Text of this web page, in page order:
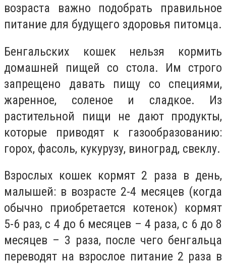
возраста важно подобрать правильное
питание для будущего здоровья питомца.
Бенгальских кошек нельзя кормить
домашней пищей со стола. Им строго
запрещено давать пищу со специями,
жаренное, соленое и сладкое. Из
растительной пищи не дают продукты,
которые приводят к газообразованию:
горох, фасоль, кукурузу, виноград, свеклу.
Взрослых кошек кормят 2 раза в день,
малышей: в возрасте 2-4 месяцев (когда
обычно приобретается котенок) кормят
5-6 раз, с 4 до 6 месяцев – 4 раза, с 6 до 8
месяцев – 3 раза, после чего бенгальца
переводят на взрослое питание 2 раза в